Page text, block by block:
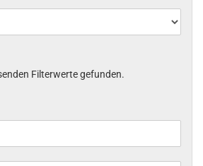
Filterwerte gefunden.